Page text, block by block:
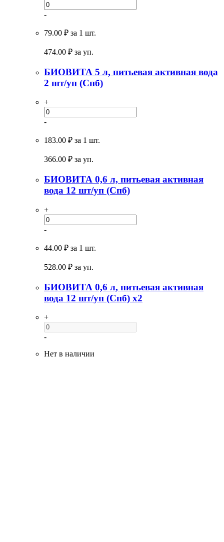
-
79.00 ₽ за 1 шт.
474.00 ₽ за уп.
БИОВИТА 5 л, питьевая активная вода
2 шт/уп (Спб)
+
-
183.00 ₽ за 1 шт.
366.00 ₽ за уп.
БИОВИТА 0,6 л, питьевая активная
вода 12 шт/уп (Спб)
+
-
44.00 ₽ за 1 шт.
528.00 ₽ за уп.
БИОВИТА 0,6 л, питьевая активная
вода 12 шт/уп (Спб) x2
+
-
Нет в наличии